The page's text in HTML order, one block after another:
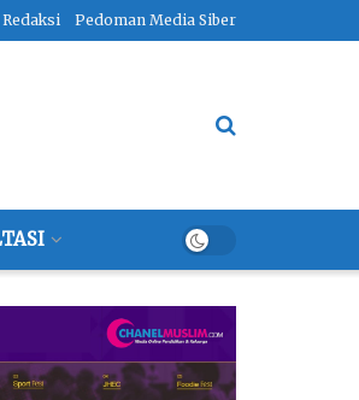
Redaksi Pedoman Media Siber